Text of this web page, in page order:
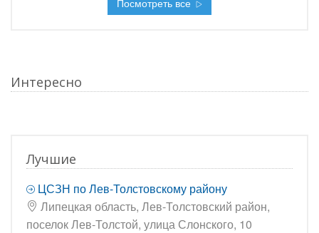
Посмотреть все
Интересно
Лучшие
ЦСЗН по Лев-Толстовскому району
Липецкая область, Лев-Толстовский район,
поселок Лев-Толстой, улица Слонского, 10